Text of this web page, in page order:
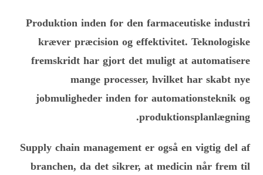
Produktion inden for den farmaceutiske industri
kræver præcision og effektivitet. Teknologiske
fremskridt har gjort det muligt at automatisere
mange processer, hvilket har skabt nye
jobmuligheder inden for automationsteknik og
produktionsplanlægning.
Supply chain management er også en vigtig del af
branchen, da det sikrer, at medicin når frem til